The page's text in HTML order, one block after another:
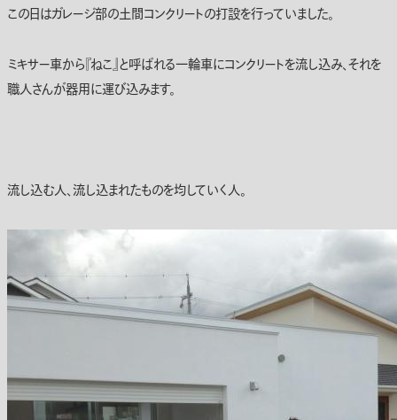
この日はガレージ部の土間コンクリートの打設を行っていました。
ミキサー車から『ねこ』と呼ばれる一輪車にコンクリートを流し込み、それを
職人さんが器用に運び込みます。
流し込む人、流し込まれたものを均していく人。